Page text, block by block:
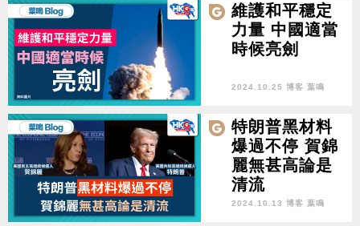
維護和平穩定
力量 中國適當
時候亮劍
2024.10.25 博客 葉鳴
特朗普黑材料
爆過不停 賀錦
麗無甚高論是
清流
2024.10.13 博客 葉鳴